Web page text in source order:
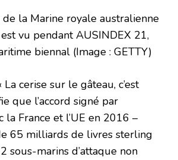
la Marine royale australienne
vu pendant AUSINDEX 21,
biennal (Image : GETTY)
cerise sur le gâteau, c’est
que l’accord signé par
la France et l’UE en 2016 –
65 milliards de livres sterling
sous-marins d’attaque non